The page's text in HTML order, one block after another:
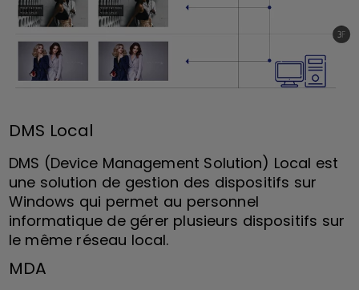
DMS Local
DMS (Device Management Solution) Local est
une solution de gestion des dispositifs sur
Windows qui permet au personnel
informatique de gérer plusieurs dispositifs sur
le même réseau local.
MDA